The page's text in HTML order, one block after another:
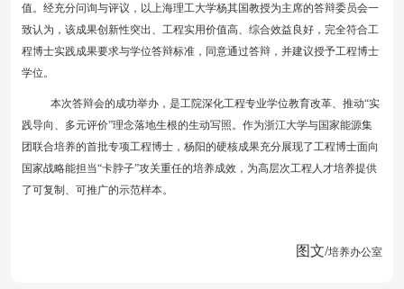
值。经充分问询与评议，以上海理工大学杨其国教授为主席的答辩委员会一
致认为，该成果创新性突出、工程实用价值高、综合效益良好，完全符合工
程博士实践成果要求与学位答辩标准，同意通过答辩，并建议授予工程博士
学位。
本次答辩会的成功举办，是工院深化工程专业学位教育改革、推动“实
践导向、多元评价”理念落地生根的生动写照。作为浙江大学与国家能源集
团联合培养的首批专项工程博士，杨阳的硬核成果充分展现了工程博士面向
国家战略能担当“卡脖子”攻关重任的培养成效，为高层次工程人才培养提供
了可复制、可推广的示范样本。
图文/培养办公室